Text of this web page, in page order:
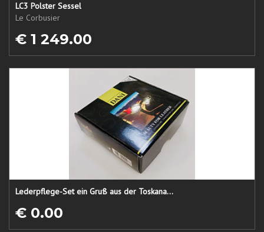
LC3 Polster Sessel
Le Corbusier
€ 1 249.00
Lederpflege-Set ein Gruß aus der Toskana...
€ 0.00